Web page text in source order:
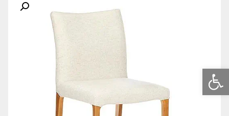
פתח סרגל נגישות